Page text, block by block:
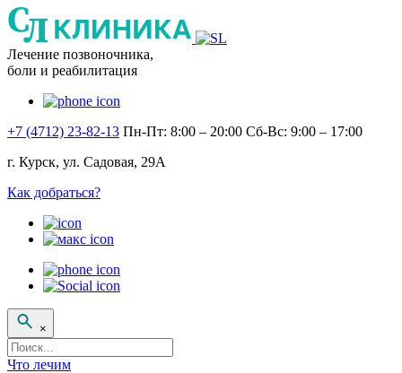
Лечение позвоночника,
боли и реабилитация
+7 (4712) 23-82-13 Пн-Пт: 8:00 – 20:00 Сб-Вс: 9:00 – 17:00
г. Курск, ул. Садовая, 29А
Как добраться?
×
Поисковый
запрос
Что лечим